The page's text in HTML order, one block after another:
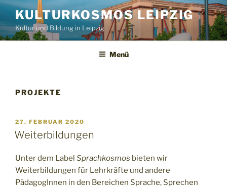
Zum
Inhalt
springen
KULTURKOSMOS LEIPZIG
Kultur und Bildung in Leipzig
Menü
PROJEKTE
VERÖFFENTLICHT
AM
27. FEBRUAR 2020
Weiterbildungen
Unter dem Label Sprachkosmos bieten wir
Weiterbildungen für Lehrkräfte und andere
PädagogInnen in den Bereichen Sprache, Sprechen